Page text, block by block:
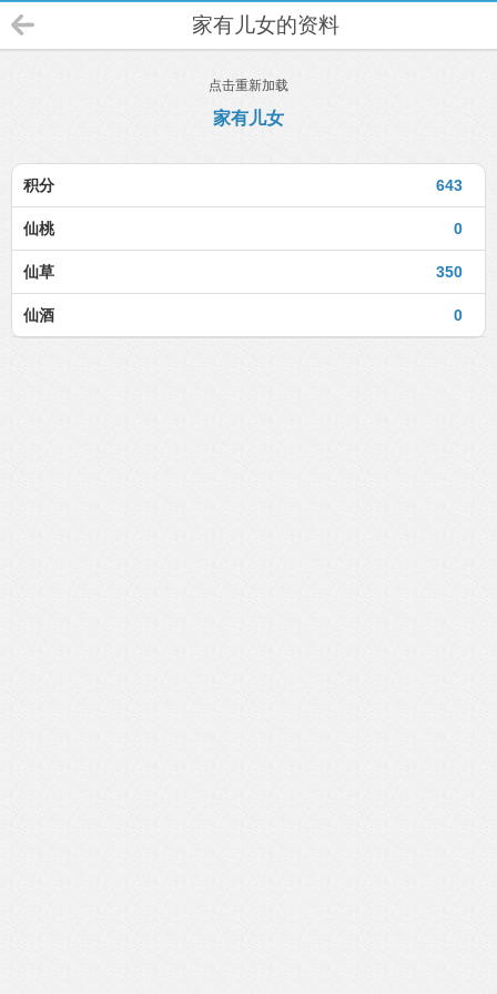
家有儿女的资料
点击重新加载
家有儿女
643
积分
0
仙桃
350
仙草
0
仙酒